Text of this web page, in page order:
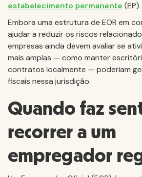
estabelecimento permanente (EP).
Embora uma estrutura de EOR em
ajudar a reduzir os riscos
empresas ainda devem avaliar se
mais amplas — como manter
contratos localmente — poderiam
fiscais nessa jurisdição.
Quando faz
recorrer a um
empregador